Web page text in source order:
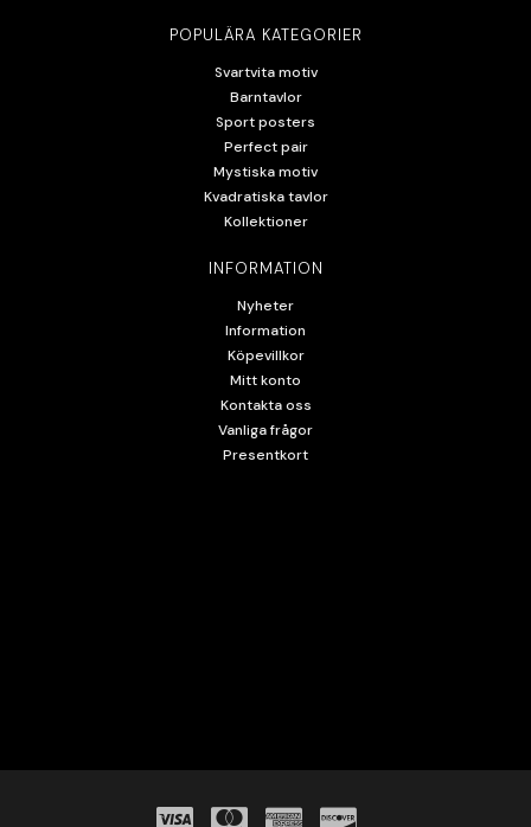
POPULÄRA KATEGORIER
Svartvita motiv
Barntavlor
Sport posters
Perfect pair
Mystiska motiv
Kvadratiska tavlor
Kollektioner
INFORMATION
Nyheter
Information
Köpevillkor
Mitt konto
Kontakta oss
Vanliga frågor
Presentkort